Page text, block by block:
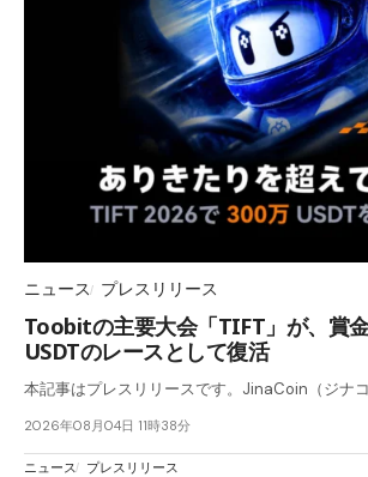
ニュース プレスリリース
Toobitの主要大会「TIFT」が、賞
USDTのレースとして復活
本記事はプレスリリースです。JinaCoin（ジナ
2026年08月04日 11時38分
ニュース プレスリリース